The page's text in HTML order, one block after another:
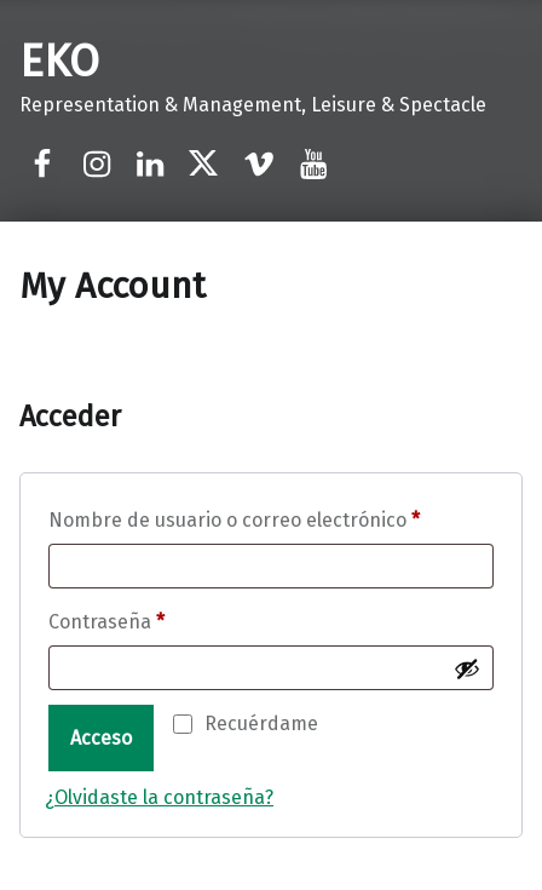
EKO
Representation & Management, Leisure & Spectacle
My Account
Acceder
Nombre de usuario o correo electrónico *
Contraseña *
Recuérdame
Acceso
¿Olvidaste la contraseña?